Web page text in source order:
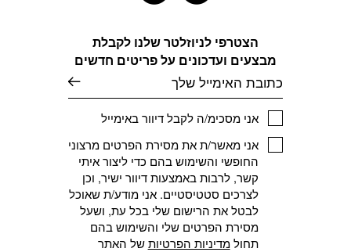
הצטרפי לניוזלטר שלנו לקבלת
מבצעים ועדכונים על פריטים חדשים
אני מסכימ/ה לקבל דיוור באימייל
אני מאשר/ת את מסירת הפרטים מרצוני
החופשי והשימוש בהם כדי ליצור איתי
קשר, לרבות באמצעות דיוור ישיר, וכן
לצרכים סטטיסטיים. אני מודע/ת שאוכל
לבטל את הרישום שלי בכל עת, ושעל
מסירת הפרטים שלי והשימוש בהם
תחולמדיניות הפרטיותשל האתר